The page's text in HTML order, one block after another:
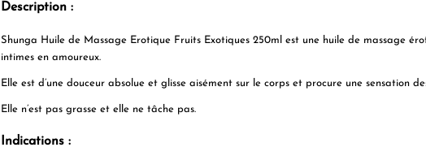
Description :
Shunga Huile de Massage Erotique Fruits Exotiques 250ml est une huile de massage
intimes en amoureux.
Elle est d’une douceur absolue et glisse aisément sur le corps et procure une sensation
Elle n’est pas grasse et elle ne tâche pas.
Indications :